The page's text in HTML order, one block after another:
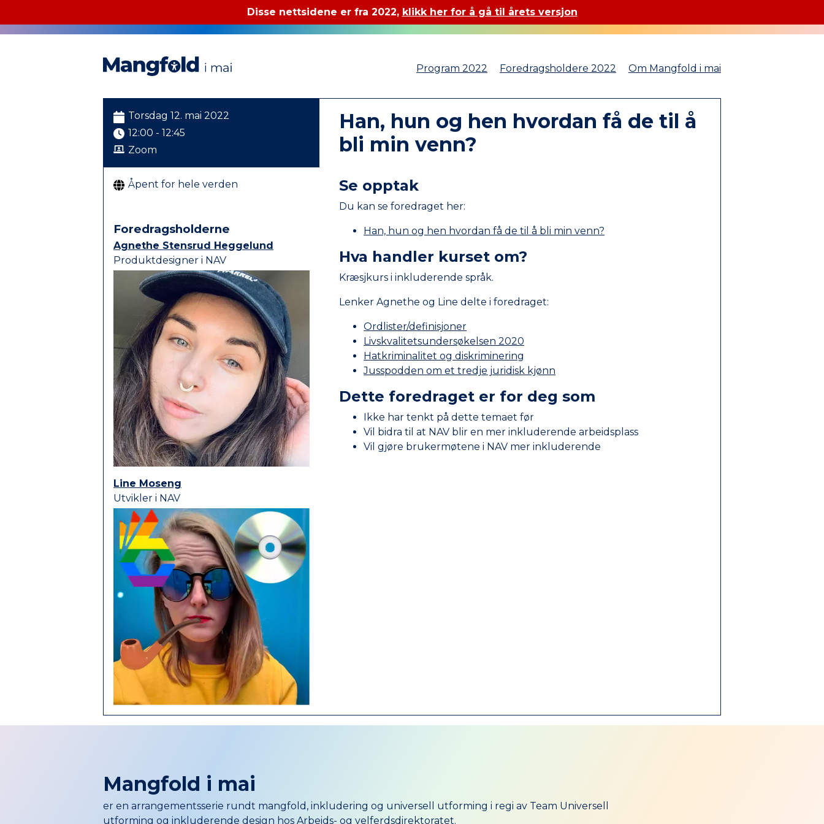
Disse nettsidene er fra 2022, klikk her for å gå til årets versjon
Program 2022 Foredragsholdere 2022 Om Mangfold i mai
Han, hun og hen hvordan få de til å
bli min venn?
Torsdag 12. mai 2022
12:00 - 12:45
Zoom
Åpent for hele verden Se opptak
Du kan se foredraget her:
Han, hun og hen hvordan få de til å bli min venn?
Hva handler kurset om?
Kræsjkurs i inkluderende språk.
Lenker Agnethe og Line delte i foredraget:
Ordlister/definisjoner
Livskvalitetsundersøkelsen 2020
Hatkriminalitet og diskriminering
Jusspodden om et tredje juridisk kjønn
Dette foredraget er for deg som
Ikke har tenkt på dette temaet før
Vil bidra til at NAV blir en mer inkluderende arbeidsplass
Vil gjøre brukermøtene i NAV mer inkluderende
Foredrags­holderne
Agnethe Stensrud Heggelund
Produktdesigner i NAV
Line Moseng
Utvikler i NAV
Mangfold i mai
er en arrangementsserie rundt mangfold, inkludering og universell utforming i regi av Team Universell
utforming og inkluderende design hos Arbeids- og velferdsdirektoratet.